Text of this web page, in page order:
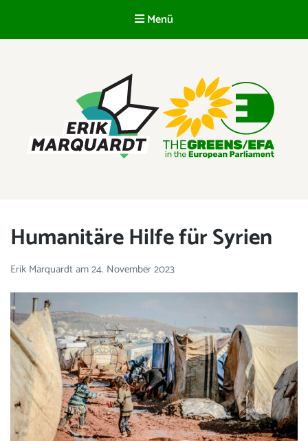
Menü
Humanitäre Hilfe für Syrien
Erik Marquardtam24. November 2023